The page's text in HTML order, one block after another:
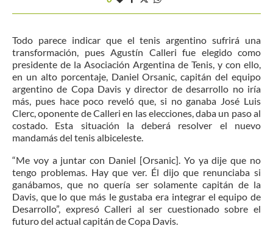
Todo parece indicar que el tenis argentino sufrirá una
transformación, pues Agustín Calleri fue elegido como
presidente de la Asociación Argentina de Tenis, y con ello,
en un alto porcentaje, Daniel Orsanic, capitán del equipo
argentino de Copa Davis y director de desarrollo no iría
más, pues hace poco reveló que, si no ganaba José Luis
Clerc, oponente de Calleri en las elecciones, daba un paso al
costado. Esta situación la deberá resolver el nuevo
mandamás del tenis albiceleste.
“Me voy a juntar con Daniel [Orsanic]. Yo ya dije que no
tengo problemas. Hay que ver. Él dijo que renunciaba si
ganábamos, que no quería ser solamente capitán de la
Davis, que lo que más le gustaba era integrar el equipo de
Desarrollo”, expresó Calleri al ser cuestionado sobre el
futuro del actual capitán de Copa Davis.